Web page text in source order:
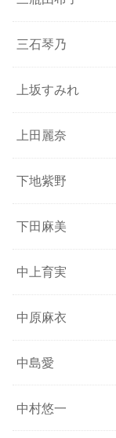
三石琴乃
上坂すみれ
上田麗奈
下地紫野
下田麻美
中上育実
中原麻衣
中島愛
中村悠一